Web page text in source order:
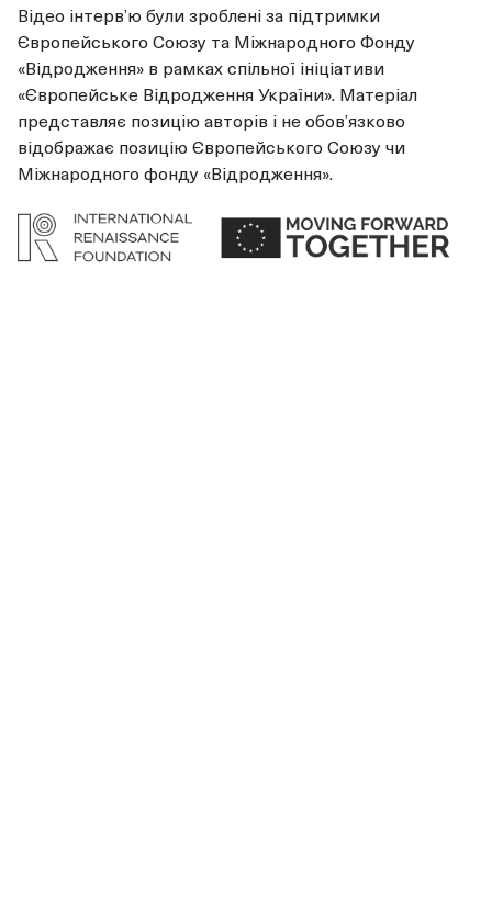
Відео інтерв’ю були зроблені за підтримки
Європейського Союзу та Міжнародного Фонду
«Відродження» в рамках спільної ініціативи
«Європейське Відродження України». Матеріал
представляє позицію авторів і не обов’язково
відображає позицію Європейського Союзу чи
Міжнародного фонду «Відродження».